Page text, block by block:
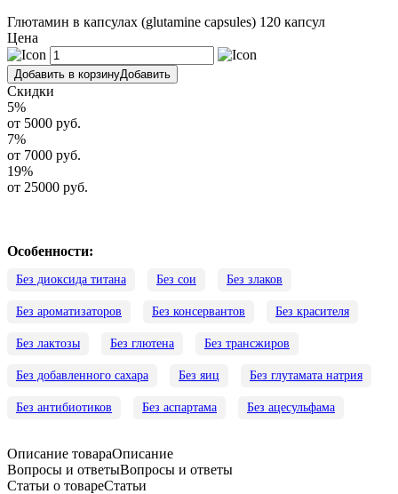
Глютамин в капсулах (glutamine capsules) 120 капсул
Цена
Добавить в корзинуДобавить
Скидки
5%
от 5000 руб.
7%
от 7000 руб.
19%
от 25000 руб.
Особенности:
Без диоксида титана Без сои Без злаков
Без ароматизаторов Без консервантов Без красителя
Без лактозы Без глютена Без трансжиров
Без добавленного сахара Без яиц Без глутамата натрия
Без антибиотиков Без аспартама Без ацесульфама
Описание товараОписание
Вопросы и ответыВопросы и ответы
Статьи о товареСтатьи